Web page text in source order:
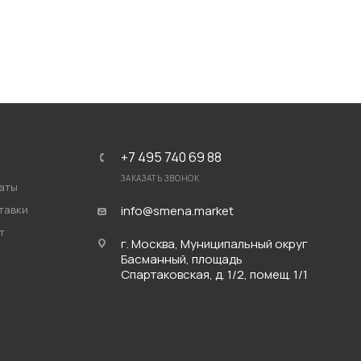
+7 495 740 69 88
ЗАКАЗАТЬ ЗВОНОК
info@smena.market
г. Москва, Муниципальный округ
Басманный, площадь
Спартаковская, д. 1/2, помещ. 1/1